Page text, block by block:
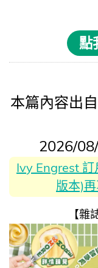
點
本篇內容出
2026/
Ivy Engrest 訂
版本)
【